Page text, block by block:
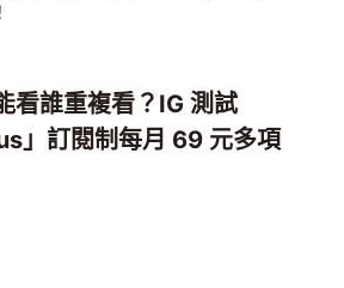
看誰重複看？IG 測試
」訂閱制每月 69 元多項